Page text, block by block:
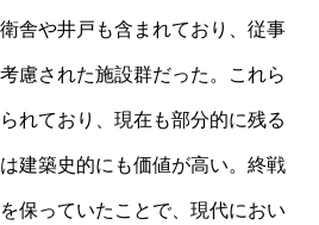
舎や井戸も含まれており、従事
慮された施設群だった。これら
れており、現在も部分的に残る
建築史的にも価値が高い。終戦
保っていたことで、現代におい